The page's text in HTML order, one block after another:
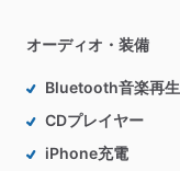
オーディオ・装備
Bluetooth音楽再生
CDプレイヤー
iPhone充電